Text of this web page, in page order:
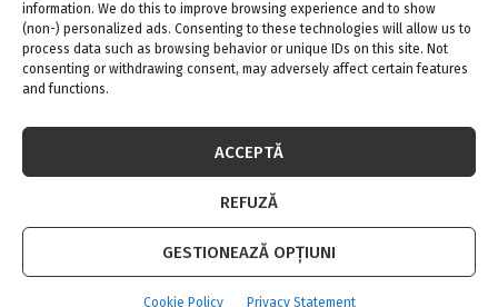
information. We do this to improve browsing experience and to show
(non-) personalized ads. Consenting to these technologies will allow us to
process data such as browsing behavior or unique IDs on this site. Not
consenting or withdrawing consent, may adversely affect certain features
and functions.
ACCEPTĂ
REFUZĂ
GESTIONEAZĂ OPȚIUNI
Cookie Policy Privacy Statement
Linie de credit sau împrumut
clasic: care variantă oferă mai
multă flexibilitate?
URMARESTE-NE PE FACEBOOK